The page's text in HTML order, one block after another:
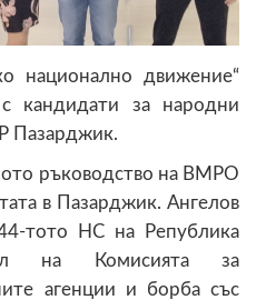
национално движение“
кандидати за народни
Пазарджик.
ръководство на ВМРО
в Пазарджик. Ангелов
тото НС на Република
на Комисията за
агенции и борба със